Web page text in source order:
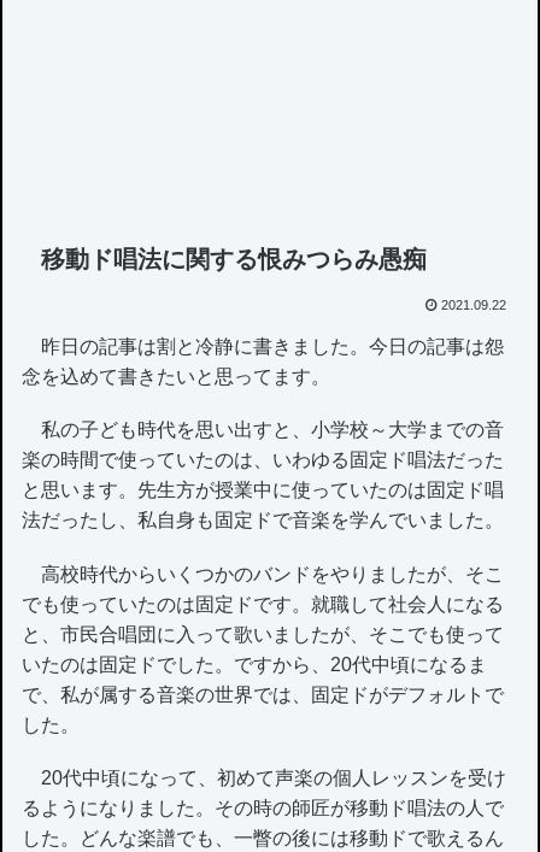
移動ド唱法に関する恨みつらみ愚痴
2021.09.22
昨日の記事は割と冷静に書きました。今日の記事は怨
念を込めて書きたいと思ってます。
私の子ども時代を思い出すと、小学校～大学までの音
楽の時間で使っていたのは、いわゆる固定ド唱法だった
と思います。先生方が授業中に使っていたのは固定ド唱
法だったし、私自身も固定ドで音楽を学んでいました。
高校時代からいくつかのバンドをやりましたが、そこ
でも使っていたのは固定ドです。就職して社会人になる
と、市民合唱団に入って歌いましたが、そこでも使って
いたのは固定ドでした。ですから、20代中頃になるま
で、私が属する音楽の世界では、固定ドがデフォルトで
した。
20代中頃になって、初めて声楽の個人レッスンを受け
るようになりました。その時の師匠が移動ド唱法の人で
した。どんな楽譜でも、一瞥の後には移動ドで歌えるん